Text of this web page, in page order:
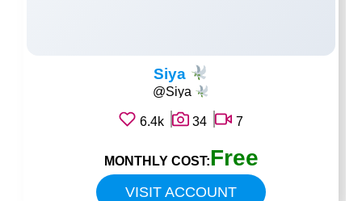
Siya
@Siya
6.4k 34 7
VISIT ACCOUNT
MONTHLY COST:Free